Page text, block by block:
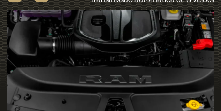
Previous Next
Próximo
Novo motor 3.0L Hurricane 6 biturbo